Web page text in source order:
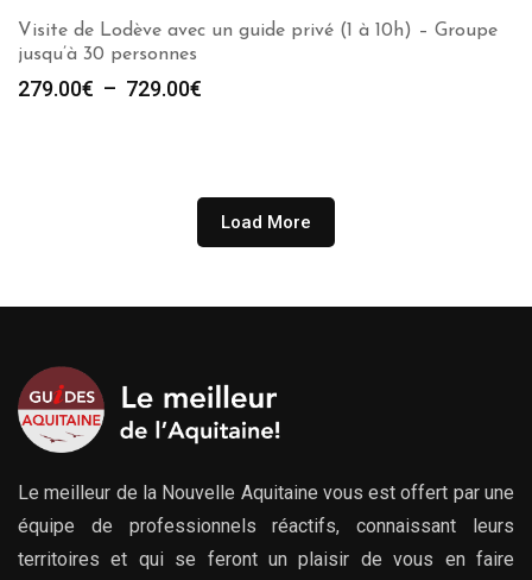
Visite de Lodève avec un guide privé (1 à 10h) – Groupe
jusqu’à 30 personnes
279.00€ – 729.00€
à
729.00€
Load More
Le meilleur de la Nouvelle Aquitaine vous est offert par une
équipe de professionnels réactifs, connaissant leurs
territoires et qui se feront un plaisir de vous en faire